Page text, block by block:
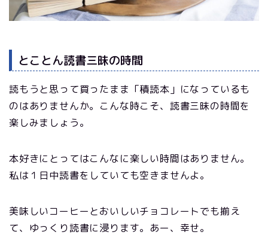
とことん読書三昧の時間
読もうと思って買ったまま「積読本」になっているも
のはありませんか。こんな時こそ、読書三昧の時間を
楽しみましょう。
本好きにとってはこんなに楽しい時間はありません。
私は１日中読書をしていても空きませんよ。
美味しいコーヒーとおいしいチョコレートでも揃え
て、ゆっくり読書に浸ります。あー、幸せ。